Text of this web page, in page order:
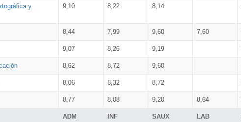
ADM INF SAUX LAB
y
9,10 8,22 8,14
8,44 7,99 9,60 7,60
9,07 8,26 9,19
8,62 8,72 9,60
8,06 8,32 8,72
8,77 8,08 9,20 8,64